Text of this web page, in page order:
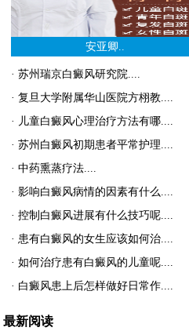
安亚卿..
· 苏州瑞京白癜风研究院....
· 复旦大学附属华山医院方栩教....
· 儿童白癜风心理治疗方法有哪....
· 苏州白癜风初期患者平常护理....
· 中药熏蒸疗法....
· 影响白癜风病情的因素有什么....
· 控制白癜风进展有什么技巧呢....
· 患有白癜风的女生应该如何治....
· 如何治疗患有白癜风的儿童呢....
· 白癜风患上后怎样做好日常作....
最新阅读